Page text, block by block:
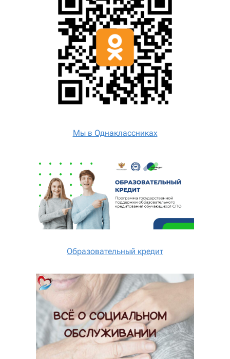
Мы в Однаклассниках
Образовательный кредит